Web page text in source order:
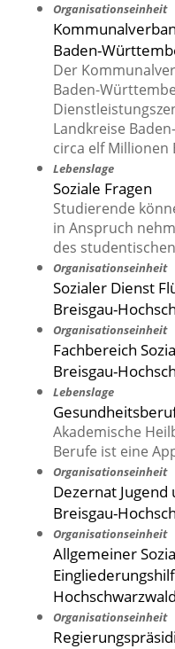
Organisationseinheit
Baden-
Der
Baden-
Landkreise
circa elf Millionen
Lebenslage
Soziale Fragen
Studierende
in Anspruch
des
Organisationseinheit
Sozialer Dienst
Breisgau-
Organisationseinheit
Fachbereich
Breisgau-
Lebenslage
Akademische
Berufe ist eine
Organisationseinheit
Dezernat
Breisgau-
Organisationseinheit
Allgemeiner
Organisationseinheit